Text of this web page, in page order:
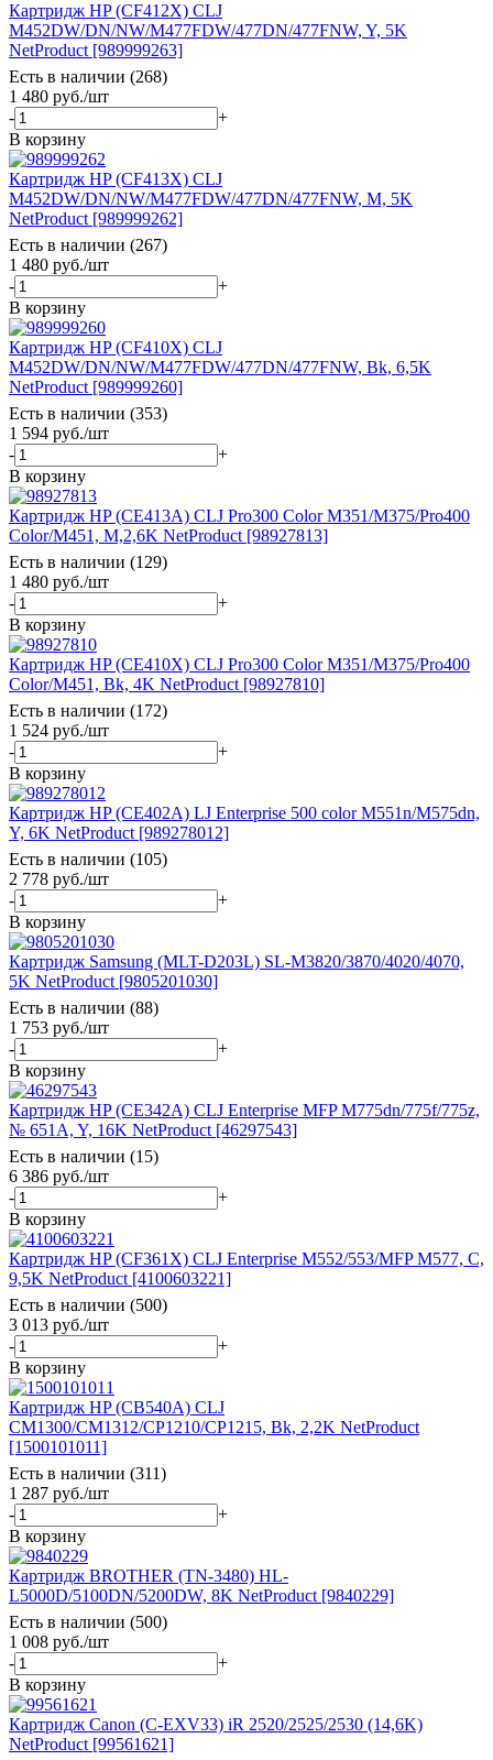
Картридж HP (CF412X) CLJ
M452DW/DN/NW/M477FDW/477DN/477FNW, Y, 5K
NetProduct [989999263]
Есть в наличии (268)
1 480 руб./шт
-
+
В корзину
Картридж HP (CF413X) CLJ
M452DW/DN/NW/M477FDW/477DN/477FNW, M, 5K
NetProduct [989999262]
Есть в наличии (267)
1 480 руб./шт
-
+
В корзину
Картридж HP (CF410X) CLJ
M452DW/DN/NW/M477FDW/477DN/477FNW, Bk, 6,5K
NetProduct [989999260]
Есть в наличии (353)
1 594 руб./шт
-
+
В корзину
Картридж HP (CE413A) CLJ Pro300 Color M351/M375/Pro400
Color/M451, M,2,6K NetProduct [98927813]
Есть в наличии (129)
1 480 руб./шт
-
+
В корзину
Картридж HP (CE410X) CLJ Pro300 Color M351/M375/Pro400
Color/M451, Bk, 4K NetProduct [98927810]
Есть в наличии (172)
1 524 руб./шт
-
+
В корзину
Картридж HP (CE402A) LJ Enterprise 500 color M551n/M575dn,
Y, 6K NetProduct [989278012]
Есть в наличии (105)
2 778 руб./шт
-
+
В корзину
Картридж Samsung (MLT-D203L) SL-M3820/3870/4020/4070,
5K NetProduct [9805201030]
Есть в наличии (88)
1 753 руб./шт
-
+
В корзину
Картридж HP (CE342A) CLJ Enterprise MFP M775dn/775f/775z,
№ 651A, Y, 16K NetProduct [46297543]
Есть в наличии (15)
6 386 руб./шт
-
+
В корзину
Картридж HP (CF361X) CLJ Enterprise M552/553/MFP M577, C,
9,5K NetProduct [4100603221]
Есть в наличии (500)
3 013 руб./шт
-
+
В корзину
Картридж HP (CB540A) CLJ
CM1300/CM1312/CP1210/CP1215, Bk, 2,2K NetProduct
[1500101011]
Есть в наличии (311)
1 287 руб./шт
-
+
В корзину
Картридж BROTHER (TN-3480) HL-
L5000D/5100DN/5200DW, 8K NetProduct [9840229]
Есть в наличии (500)
1 008 руб./шт
-
+
В корзину
Картридж Canon (C-EXV33) iR 2520/2525/2530 (14,6K)
NetProduct [99561621]